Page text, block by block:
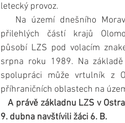
letecký provoz.
přilehlých částí krajů
působí LZS pod volacím
srpna roku 1989. Na
spolupráci může vrtulník z
příhraničních oblastech na
   A právě základnu LZS v Ostravě- Zábřehu ve středu
9. dubna navštívili žáci 6. B.